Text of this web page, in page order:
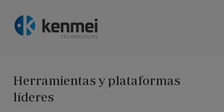
Herramientas y plataformas
líderes